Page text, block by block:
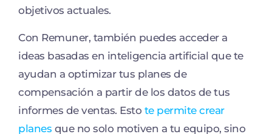
objetivos actuales.
Con Remuner, también puedes acceder a
ideas basadas en inteligencia artificial que te
ayudan a optimizar tus planes de
compensación a partir de los datos de tus
informes de ventas. Esto te permite crear
planes que no solo motiven a tu equipo, sino